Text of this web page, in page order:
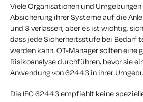
Viele Organisationen und
Absicherung ihrer Systeme auf die
und 3 verlassen, aber es ist wichtig,
dass jede Sicherheitsstufe bei Bedarf
werden kann. OT-Manager sollten eine
Risikoanalyse durchführen, bevor sie
Anwendung von 62443 in ihrer
Die IEC 62443 empfiehlt keine